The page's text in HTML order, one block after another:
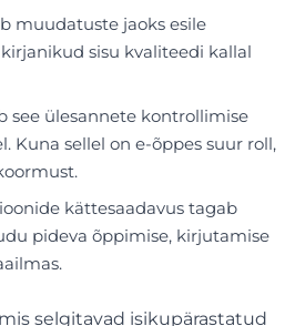
muudatuste jaoks esile
sisu kvaliteedi kallal
see ülesannete kontrollimise
Kuna sellel on e-õppes suur roll,
kättesaadavus tagab
pideva õppimise, kirjutamise
selgitavad isikupärastatud